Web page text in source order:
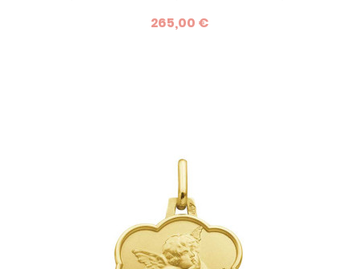
un bébé ou un un plus grand, le thème de l'arbre étant
265,00 €